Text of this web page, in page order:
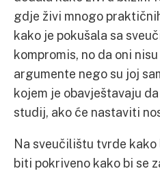
gdje živi mnogo
kako je pokušala sa
kompromis, no da oni
argumente nego su joj
kojem je obavještavaju
studij, ako će nastaviti
Na sveučilištu tvrde
biti pokriveno kako bi se